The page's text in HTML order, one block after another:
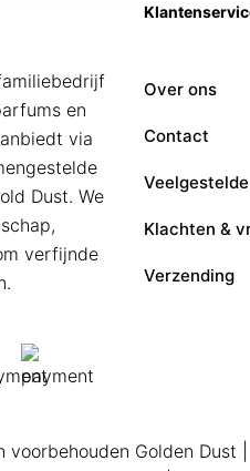
en
via
Dust. We
verfijnde
Over ons
Contact
Klachten &
Verzending
Golden Dust